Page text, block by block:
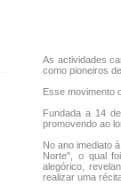
As actividades
como pioneiros
Esse movimento
Fundada a 14
promovendo ao
No ano imediato
Norte", o qual
alegórico,
realizar uma